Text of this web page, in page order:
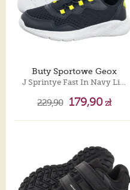
Buty Sportowe Geox
229,90 179,90zł